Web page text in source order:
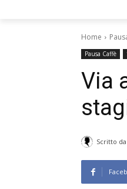
Home
Pausa Caffè
Via
Scritto da